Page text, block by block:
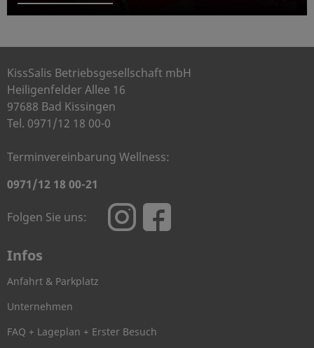
KissSalis Betriebsgesellschaft mbH
Heiligenfelder Allee 16
97688 Bad Kissingen
Tel. 0971/12 18 00-0
Terminvereinbarung Wellness:
0971/12 18 00-21
Folgen Sie uns:
Infos
Anfahrt & Parkplatz
Unternehmen
FAQ + Lageplan + Erster Besuch